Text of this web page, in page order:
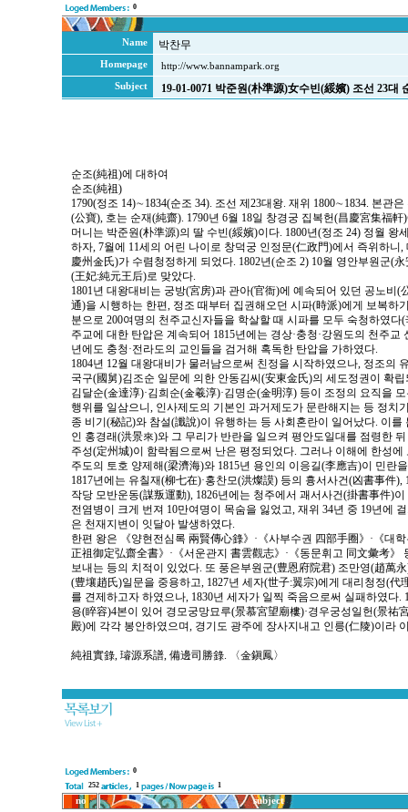
0
Name 박찬무
Homepage
http://www.bannampark.org
Subject
19-01-0071 박준원(朴準源)女수빈(綏嬪) 조선 23대
순조(純祖)에 대하여
순조(純祖)
1790(정조 14)∼1834(순조 34). 조선 제23대왕. 재위 1800∼1834. 본관
(公寶), 호는 순재(純齋). 1790년 6월 18일 창경궁 집복헌(昌慶宮集福
머니는 박준원(朴準源)의 딸 수빈(綏嬪)이다. 1800년(정조 24) 정월 왕
하자, 7월에 11세의 어린 나이로 창덕궁 인정문(仁政門)에서 즉위하니
慶州金氏)가 수렴청정하게 되었다. 1802년(순조 2) 10월 영안부원군(
(王妃:純元王后)로 맞았다.
1801년 대왕대비는 궁방(宮房)과 관아(官衙)에 예속되어 있던 공노비(
通)을 시행하는 한편, 정조 때부터 집권해오던 시파(時派)에게 보복하
분으로 200여명의 천주교신자들을 학살할 때 시파를 모두 숙청하였다
주교에 대한 탄압은 계속되어 1815년에는 경상·충청·강원도의 천주교
년에도 충청·전라도의 교인들을 검거해 혹독한 탄압을 가하였다.
1804년 12월 대왕대비가 물러남으로써 친정을 시작하였으나, 정조의
국구(國舅)김조순 일문에 의한 안동김씨(安東金氏)의 세도정권이 확
김달순(金達淳)·김희순(金羲淳)·김명순(金明淳) 등이 조정의 요직을
행위를 일삼으니, 인사제도의 기본인 과거제도가 문란해지는 등 정치
종 비기(秘記)와 참설(讖說)이 유행하는 등 사회혼란이 일어났다. 이를
인 홍경래(洪景來)와 그 무리가 반란을 일으켜 평안도일대를 점령한
주성(定州城)이 함락됨으로써 난은 평정되었다. 그러나 이해에 한성에
주도의 토호 양제해(梁濟海)와 1815년 용인의 이응길(李應吉)이 민란
1817년에는 유칠재(柳七在)·홍찬모(洪燦謨) 등의 흉서사건(凶書事件
작당 모반운동(謀叛運動), 1826년에는 청주에서 괘서사건(掛書事件)
전염병이 크게 번져 10만여명이 목숨을 잃었고, 재위 34년 중 19년에
은 천재지변이 잇달아 발생하였다.
한편 왕은 《양현전심록 兩賢傳心錄》·《사부수권 四部手圈》·《대
正祖御定弘齋全書》·《서운관지 書雲觀志》·《동문휘고 同文彙考》
보내는 등의 치적이 있었다. 또 풍은부원군(豊恩府院君) 조만영(趙萬
(豊壤趙氏)일문을 중용하고, 1827년 세자(世子:翼宗)에게 대리청정(代
를 견제하고자 하였으나, 1830년 세자가 일찍 죽음으로써 실패하였다.
용(睟容)4본이 있어 경모궁망묘루(景慕宮望廟樓)·경우궁성일헌(景祐
殿)에 각각 봉안하였으며, 경기도 광주에 장사지내고 인릉(仁陵)이라
純祖實錄, 璿源系譜, 備邊司勝錄. 〈金鎭鳳〉
0
252
1 1
no
subject